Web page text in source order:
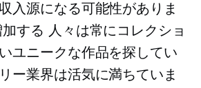
入源になる可能性がありま
する 人々は常にコレクショ
ユニークな作品を探してい
ー業界は活気に満ちていま